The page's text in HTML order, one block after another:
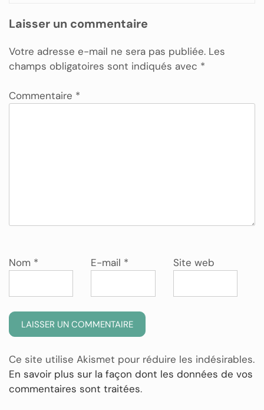
Laisser un commentaire
Votre adresse e-mail ne sera pas publiée. Les
champs obligatoires sont indiqués avec *
Commentaire *
Nom * E-mail * Site web
Ce site utilise Akismet pour réduire les indésirables.
En savoir plus sur la façon dont les données de vos
commentaires sont traitées.